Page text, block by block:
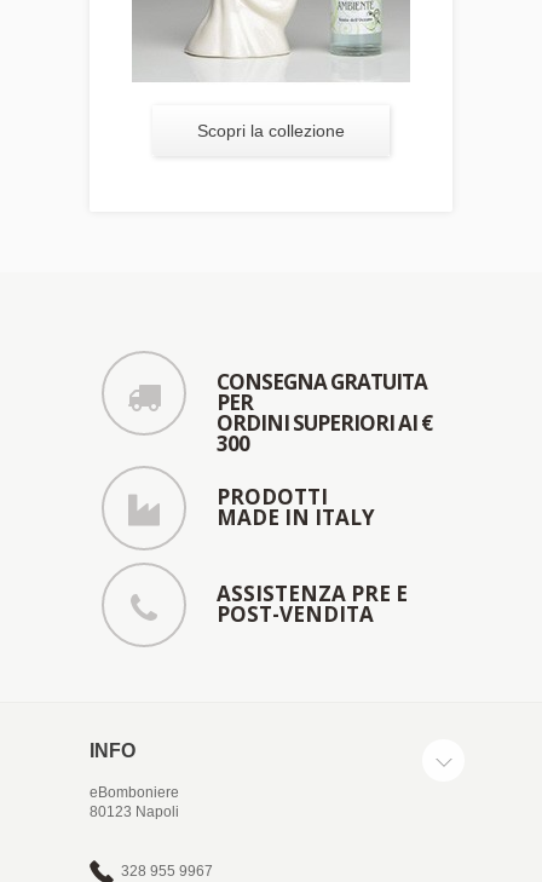
Scopri la collezione
CONSEGNA GRATUITA
PER
ORDINI SUPERIORI AI €
300
PRODOTTI
MADE IN ITALY
ASSISTENZA PRE E
POST-VENDITA
INFO
eBomboniere
80123 Napoli
328 955 9967